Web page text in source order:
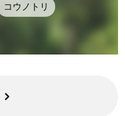
コウノトリ